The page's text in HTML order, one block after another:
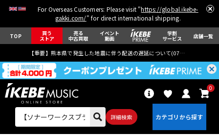
For Overseas Customers: Please visit "https://global.ikebe-
gakki.com/" for direct international shipping.
TOP 買う
ストア
売る
中古買取
イベント
動画
学割
サービス 店舗一覧
【重要】熊本県で発生した地震に伴う配送の遅延について(07月29日
詳細検索
0